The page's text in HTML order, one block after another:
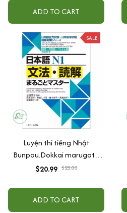
ADD TO CART
SALE
Luyện thi tiếng Nhật
Bunpou.Dokkai marugoto
masuta N1
$20.99 $23.00
ADD TO CART